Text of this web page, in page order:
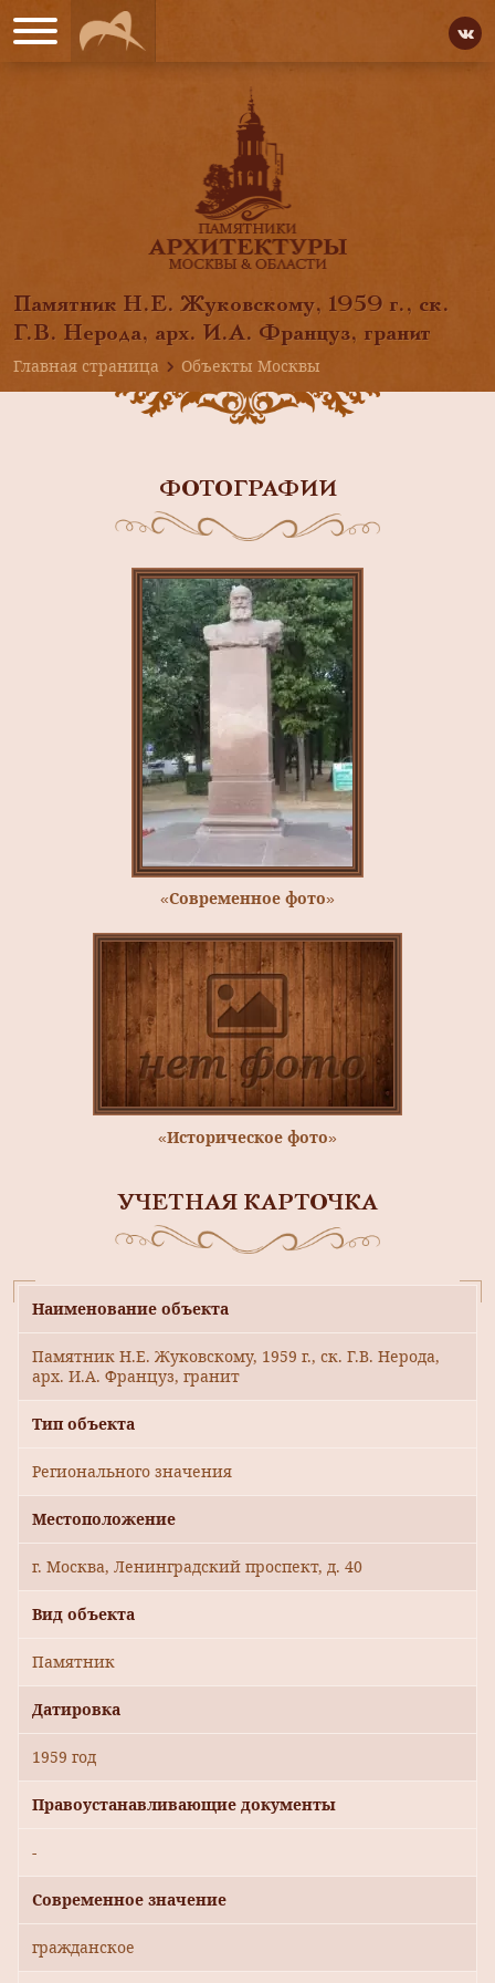
Памятник Н.Е. Жуковскому, 1959 г., ск.
Г.В. Нерода, арх. И.А. Француз, гранит
Главная страница
Объекты Москвы
ФОТОГРАФИИ
«Современное фото»
«Историческое фото»
УЧЕТНАЯ КАРТОЧКА
Наименование объекта
Памятник Н.Е. Жуковскому, 1959 г., ск. Г.В. Нерода,
арх. И.А. Француз, гранит
Тип объекта
Регионального значения
Местоположение
г. Москва, Ленинградский проспект, д. 40
Вид объекта
Памятник
Датировка
1959 год
Правоустанавливающие документы
-
Современное значение
гражданское